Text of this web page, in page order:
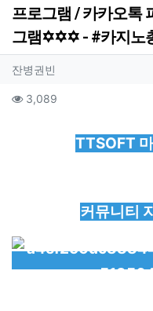
프로그램 / 카카오톡
그램✡️✡️✡️ - #카지노
작성자 정보
잔병권빈
컨텐츠 정보
3,089
TTSOFT
커뮤니티